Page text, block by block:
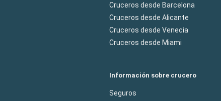
Cruceros desde Barcelona
Cruceros desde Alicante
Cruceros desde Venecia
Cruceros desde Miami
Información sobre crucero
Seguros